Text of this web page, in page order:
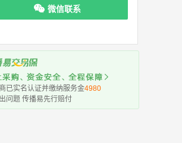
微信联系
已实名认证并缴纳服务金4980
问题 传播易先行赔付